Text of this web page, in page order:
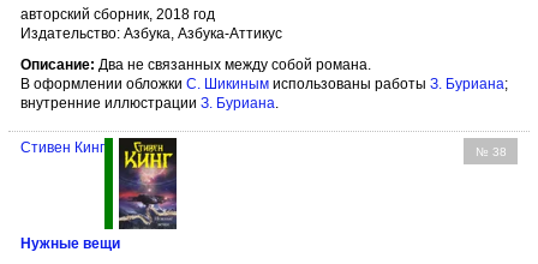
авторский сборник, 2018 год
Издательство: Азбука, Азбука-Аттикус
Описание: Два не связанных между собой романа.
В оформлении обложки С. Шикиным использованы работы З. Буриана;
внутренние иллюстрации З. Буриана.
№ 38
Стивен Кинг
Нужные вещи